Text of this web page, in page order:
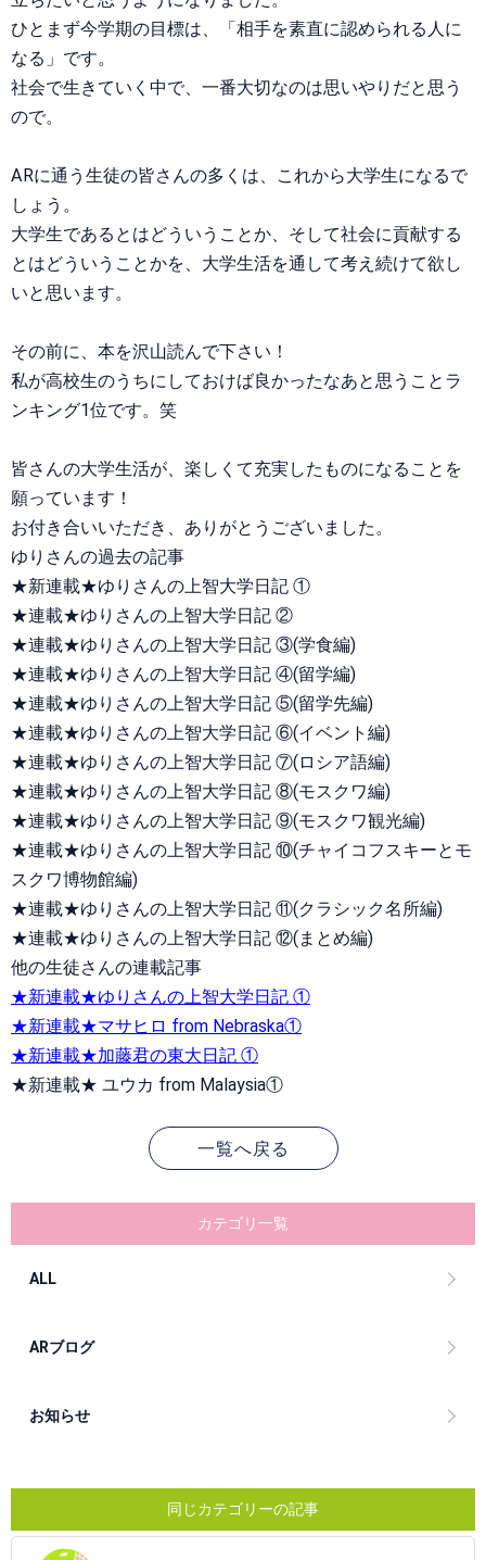
ひとまず今学期の目標は、「相手を素直に認められる人に
なる」です。
社会で生きていく中で、一番大切なのは思いやりだと思う
ので。
ARに通う生徒の皆さんの多くは、これから大学生になるで
しょう。
大学生であるとはどういうことか、そして社会に貢献する
とはどういうことかを、大学生活を通して考え続けて欲し
いと思います。
その前に、本を沢山読んで下さい！
私が高校生のうちにしておけば良かったなあと思うことラ
ンキング1位です。笑
皆さんの大学生活が、楽しくて充実したものになることを
願っています！
お付き合いいただき、ありがとうございました。
ゆりさんの過去の記事
★新連載★ゆりさんの上智大学日記 ①
★連載★ゆりさんの上智大学日記 ②
★連載★ゆりさんの上智大学日記 ③(学食編)
★連載★ゆりさんの上智大学日記 ④(留学編)
★連載★ゆりさんの上智大学日記 ⑤(留学先編)
★連載★ゆりさんの上智大学日記 ⑥(イベント編)
★連載★ゆりさんの上智大学日記 ⑦(ロシア語編)
★連載★ゆりさんの上智大学日記 ⑧(モスクワ編)
★連載★ゆりさんの上智大学日記 ⑨(モスクワ観光編)
★連載★ゆりさんの上智大学日記 ⑩(チャイコフスキーとモ
スクワ博物館編)
★連載★ゆりさんの上智大学日記 ⑪(クラシック名所編)
★連載★ゆりさんの上智大学日記 ⑫(まとめ編)
他の生徒さんの連載記事
★新連載★ゆりさんの上智大学日記 ①
★新連載★マサヒロ from Nebraska①
★新連載★加藤君の東大日記 ①
★新連載★ ユウカ from Malaysia①
一覧へ戻る
カテゴリ一覧
ALL
ARブログ
お知らせ
同じカテゴリーの記事